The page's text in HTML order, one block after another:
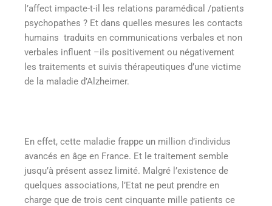
l’affect impacte-t-il les relations paramédical /patients
psychopathes ? Et dans quelles mesures les contacts
humains traduits en communications verbales et non
verbales influent –ils positivement ou négativement
les traitements et suivis thérapeutiques d’une victime
de la maladie d’Alzheimer.
En effet, cette maladie frappe un million d’individus
avancés en âge en France. Et le traitement semble
jusqu’à présent assez limité. Malgré l’existence de
quelques associations, l’Etat ne peut prendre en
charge que de trois cent cinquante mille patients ce